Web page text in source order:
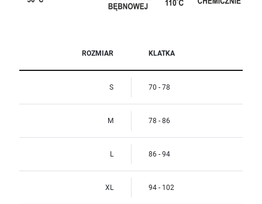
ROZMIAR KLATKA
S 70 - 78
M 78 - 86
L 86 - 94
XL 94 - 102